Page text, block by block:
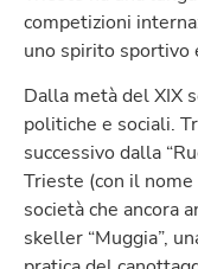
competizioni
uno spirito sportivo
Dalla metà del XIX
politiche e sociali.
successivo dalla
Trieste (con il
società che ancora
skeller “Muggia”,